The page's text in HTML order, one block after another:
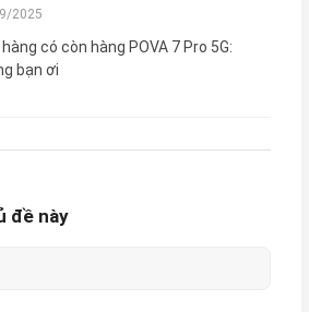
2025
có còn hàng POVA 7 Pro 5G:
bạn ơi
đề này